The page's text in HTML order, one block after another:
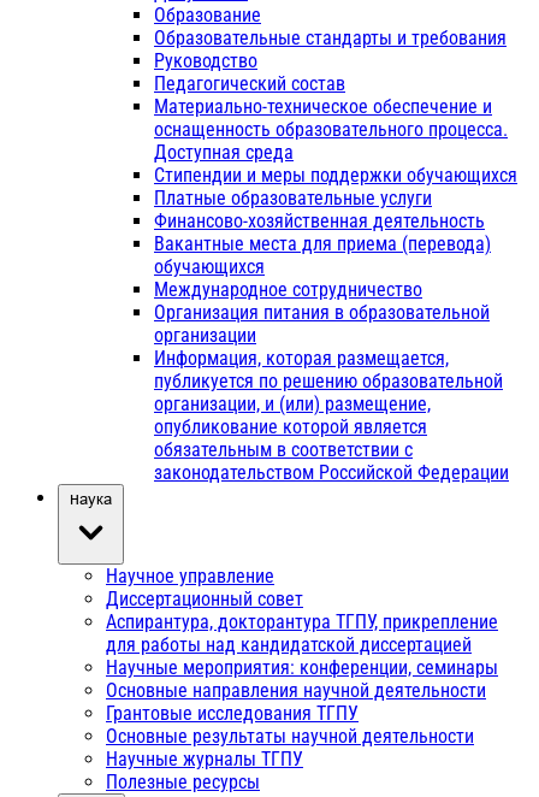
Образование
Образовательные стандарты и требования
Руководство
Педагогический состав
Материально-техническое обеспечение и
оснащенность образовательного процесса.
Доступная среда
Стипендии и меры поддержки обучающихся
Платные образовательные услуги
Финансово-хозяйственная деятельность
Вакантные места для приема (перевода)
обучающихся
Международное сотрудничество
Организация питания в образовательной
организации
Информация, которая размещается,
публикуется по решению образовательной
организации, и (или) размещение,
опубликование которой является
обязательным в соответствии с
законодательством Российской Федерации
Наука
Научное управление
Диссертационный совет
Аспирантура, докторантура ТГПУ, прикрепление
для работы над кандидатской диссертацией
Научные мероприятия: конференции, семинары
Основные направления научной деятельности
Грантовые исследования ТГПУ
Основные результаты научной деятельности
Научные журналы ТГПУ
Полезные ресурсы